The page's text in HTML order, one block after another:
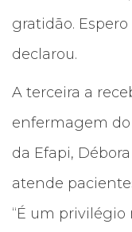
gratidão.
declarou.
A terceira a
enfermagem
da Efapi,
atende
“É um privilégio